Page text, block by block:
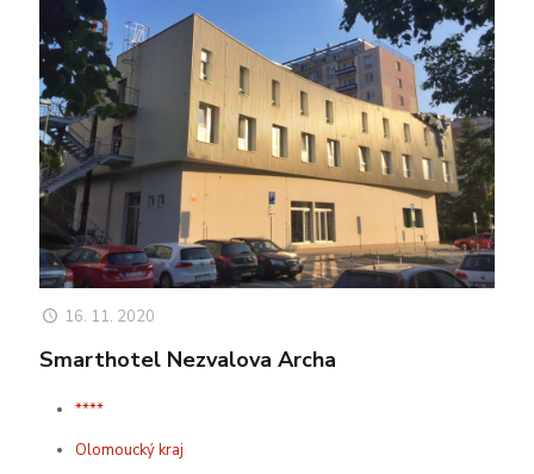
16. 11. 2020
Smarthotel Nezvalova Archa
****
Olomoucký kraj